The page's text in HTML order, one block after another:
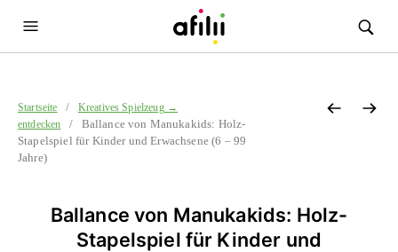
Startseite /
Kreatives Spielzeug →
entdecken
/ Ballance von Manukakids: Holz-
Stapelspiel für Kinder und Erwachsene (6 – 99
Jahre)
Ballance von Manukakids: Holz-
Stapelspiel für Kinder und